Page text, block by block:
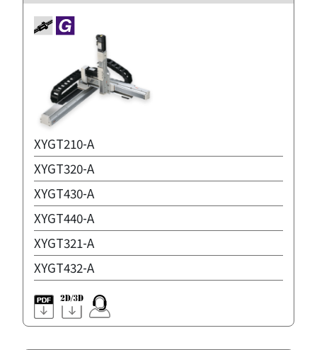
XYGT210-A
XYGT320-A
XYGT430-A
XYGT440-A
XYGT321-A
XYGT432-A